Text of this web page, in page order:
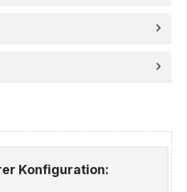
Konfiguration: